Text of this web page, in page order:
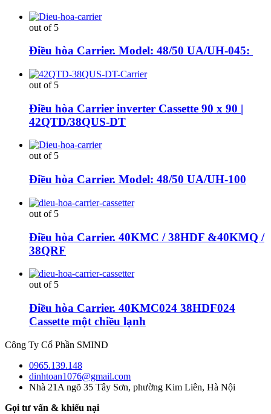
out of 5
Điều hòa Carrier. Model: 48/50 UA/UH-045:
out of 5
Điều hòa Carrier inverter Cassette 90 x 90 |
42QTD/38QUS-DT
out of 5
Điều hòa Carrier. Model: 48/50 UA/UH-100
out of 5
Điều hòa Carrier. 40KMC / 38HDF &40KMQ /
38QRF
out of 5
Điều hòa Carrier. 40KMC024 38HDF024
Cassette một chiều lạnh
Công Ty Cổ Phần SMIND
0965.139.148
dinhtoan1076@gmail.com
Nhà 21A ngõ 35 Tây Sơn, phường Kim Liên, Hà Nội
Gọi tư vấn & khiếu nại